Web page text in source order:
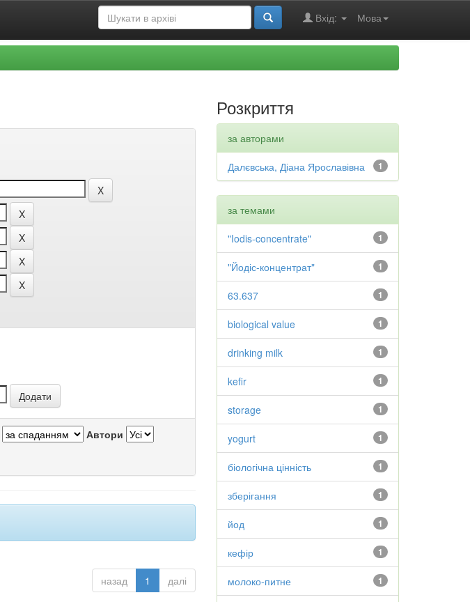
Мова
Вхід:
Автори
назад 1 далі
Розкриття
за авторами
1
Далєвська, Діана Ярославівна
за темами
1
"Iodis-concentrate"
1
"Йодіс-концентрат"
1
63.637
1
biological value
1
drinking milk
1
kefir
1
storage
1
yogurt
1
біологічна цінність
1
зберігання
1
йод
1
кефір
1
молоко-питне